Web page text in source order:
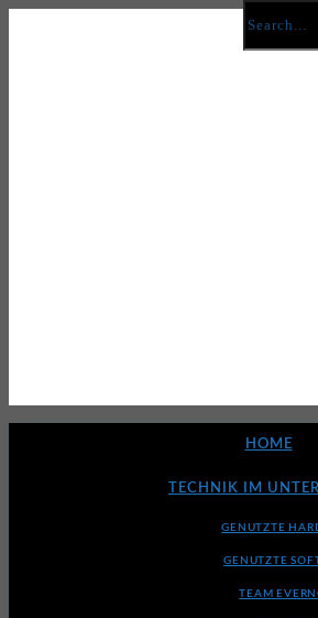
HOME
TECHNIK IM
GENUTZTE
GENUTZTE
TEAM